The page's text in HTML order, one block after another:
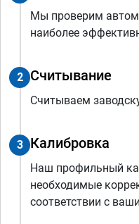
Мы проверим
наиболее
2 Считывание
Считываем
3 Калибровка
Наш профильный
необходимые
соответствии с